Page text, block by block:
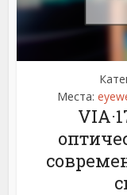
Места: